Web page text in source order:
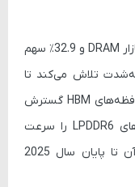
و
32.9٪ سهم
تلاش می‌کند تا
همکاری خود را با انویدیا برای استفاده از حافظه‌های HBM گسترش
LPDDR6را سرعت
بخشیده و احتمال دارد اولین طراحی‌های آن تا پایان سال 2025